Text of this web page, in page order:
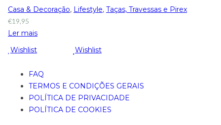
Casa & Decoração, Lifestyle, Taças, Travessas e Pirex
€19,95
Ler mais
Wishlist
Wishlist
FAQ
TERMOS E CONDIÇÕES GERAIS
POLÍTICA DE PRIVACIDADE
POLÍTICA DE COOKIES